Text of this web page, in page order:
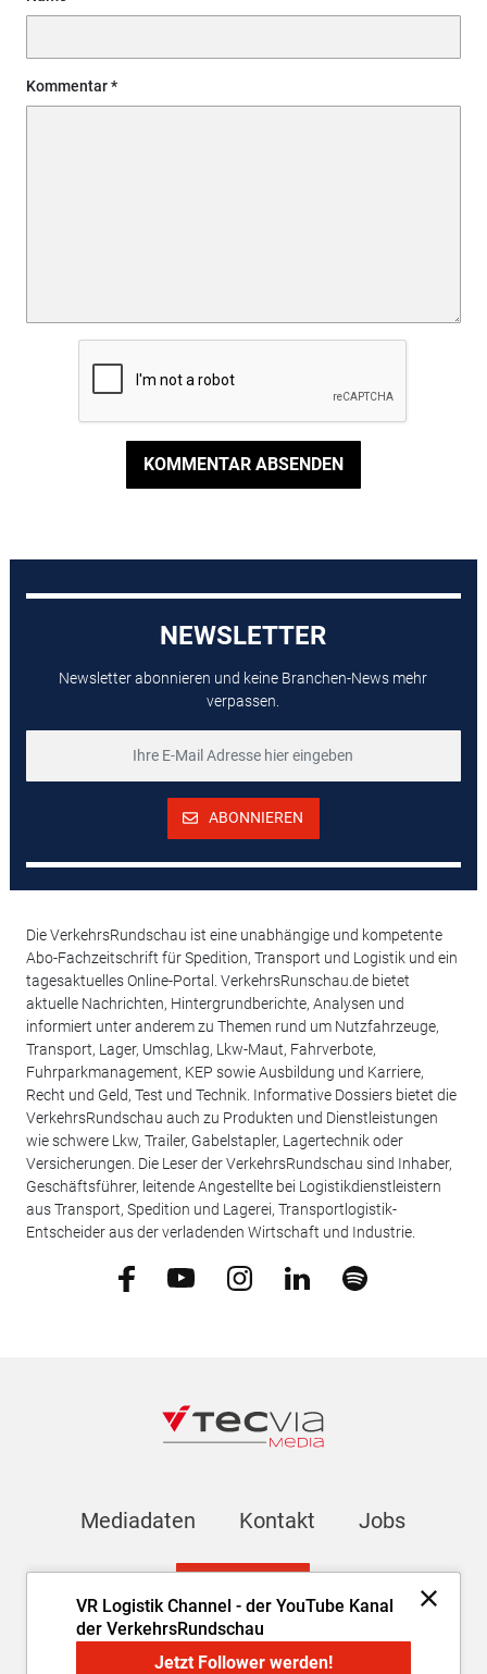
Kommentar
KOMMENTAR ABSENDEN
VR Logistik Channel - der YouTube Kanal
der VerkehrsRundschau
Jetzt Follower werden!
NEWSLETTER
Newsletter abonnieren und keine Branchen-News mehr
verpassen.
ABONNIEREN
Die VerkehrsRundschau ist eine unabhängige und kompetente
Abo-Fachzeitschrift für Spedition, Transport und Logistik und ein
tagesaktuelles Online-Portal. VerkehrsRunschau.de bietet
aktuelle Nachrichten, Hintergrundberichte, Analysen und
informiert unter anderem zu Themen rund um Nutzfahrzeuge,
Transport, Lager, Umschlag, Lkw-Maut, Fahrverbote,
Fuhrparkmanagement, KEP sowie Ausbildung und Karriere,
Recht und Geld, Test und Technik. Informative Dossiers bietet die
VerkehrsRundschau auch zu Produkten und Dienstleistungen
wie schwere Lkw, Trailer, Gabelstapler, Lagertechnik oder
Versicherungen. Die Leser der VerkehrsRundschau sind Inhaber,
Geschäftsführer, leitende Angestellte bei Logistikdienstleistern
aus Transport, Spedition und Lagerei, Transportlogistik-
Entscheider aus der verladenden Wirtschaft und Industrie.
Mediadaten Kontakt Jobs
AGB Datenschutz Cookie-Einstellungen